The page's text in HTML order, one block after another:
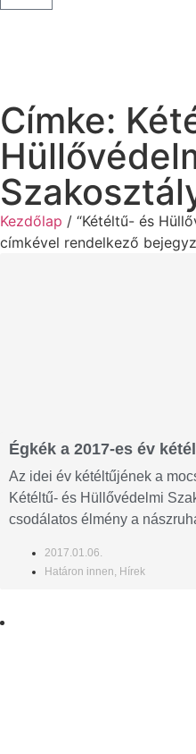
Címke:
Kezdőlap / “Kétéltű- és
címkével rendelkező
Égkék a 2017-es év
Az idei év kétéltűjének a
Kétéltű- és Hüllővédelmi
csodálatos élmény a
2017.01.06.
Határon innen, Hírek